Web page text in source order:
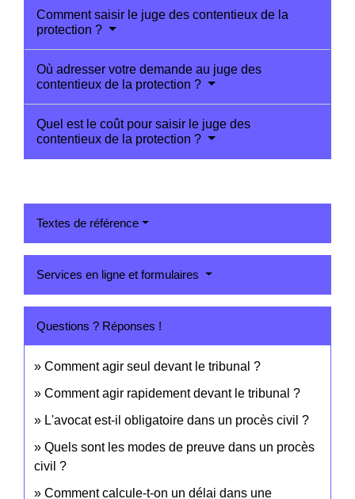
Comment saisir le juge des contentieux de la
protection ?
Où adresser votre demande au juge des
contentieux de la protection ?
Quel est le coût pour saisir le juge des
contentieux de la protection ?
Textes de référence
Services en ligne et formulaires
Questions ? Réponses !
Comment agir seul devant le tribunal ?
Comment agir rapidement devant le tribunal ?
L'avocat est-il obligatoire dans un procès civil ?
Quels sont les modes de preuve dans un procès
civil ?
Comment calcule-t-on un délai dans une